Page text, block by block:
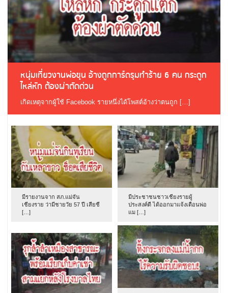
หนุ่มเที่ยวงานพ่อขุน อ้างถูกการ์ดรุมทำร้าย 6 คน กระดูก
ไหล่หัก ต้องผ่าตัดด่วน
เกิดเหตุจากผู้ใช้ Facebook รายหนึ่งได้โพสต์อ้างว่าตนถูก […]
มีรายงานจาก สภ.แม่จัน
เชียงราย ว่ามีชายวัย 57 ปี เสียชี
[…]
มีประชาชนชาวเชียงรายผู้
ประสงค์ดี ได้ออกมาแจ้งเตือนพ่อ
แม […]